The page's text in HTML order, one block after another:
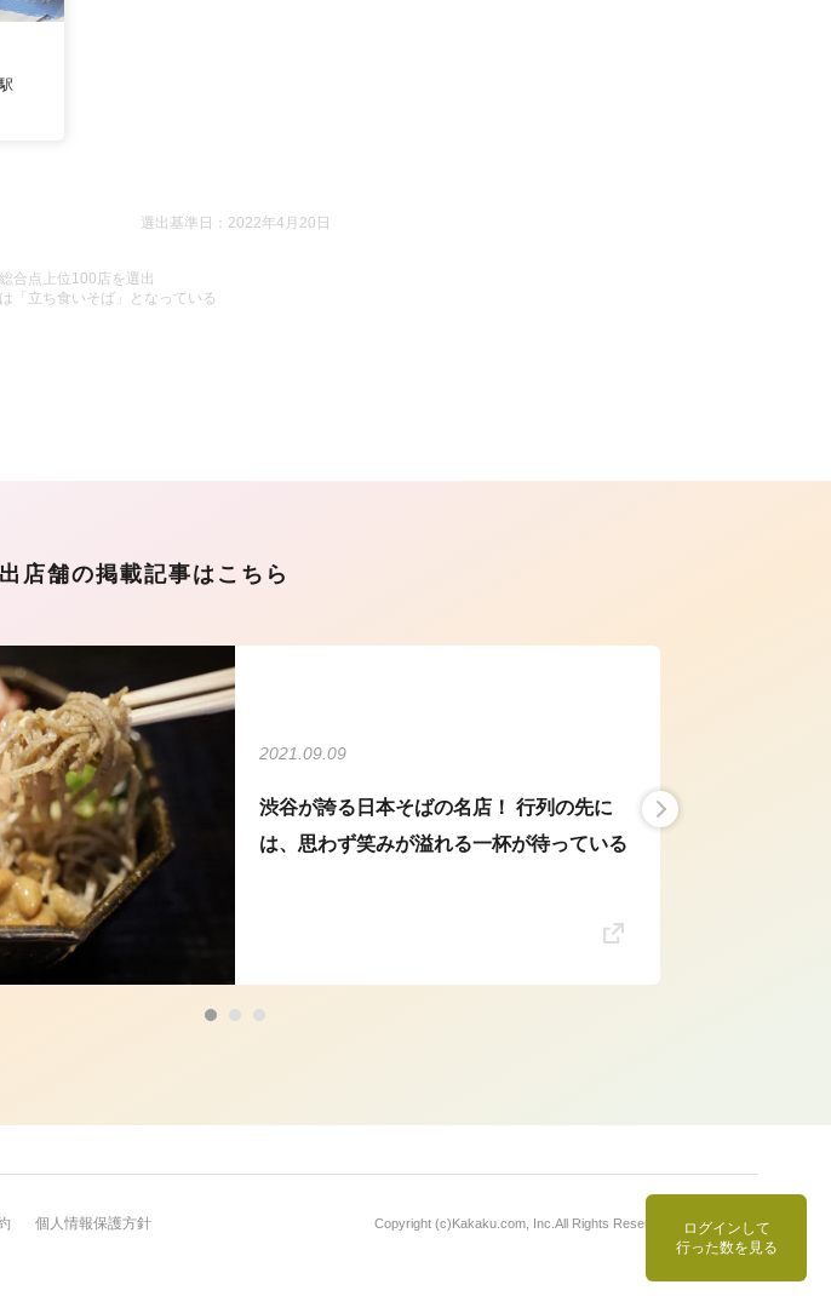
選出基準日：2022年4月20日
合点上位100店を選出
「立ち食いそば」となっている
ログインして
行った数を見る
店舗の掲載記事はこちら
2021.09.09
渋谷が誇る日本そばの名店！ 行列の先に
は、思わず笑みが溢れる一杯が待っている
個人情報保護方針 Copyright (c) Kakaku.com, Inc.All Rights Reserved. 無断転載禁止